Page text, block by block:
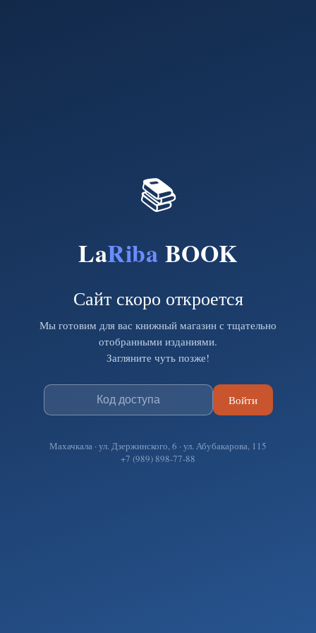
📚
LaRiba BOOK
Сайт скоро откроется
Мы готовим для вас книжный магазин с тщательно
отобранными изданиями.
Загляните чуть позже!
Войти
Махачкала · ул. Дзержинского, 6 · ул. Абубакарова, 115
+7 (989) 898-77-88